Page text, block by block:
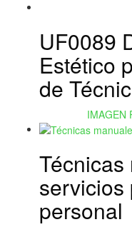
UF0089
Estético
de
IMAGEN
servicios
personal